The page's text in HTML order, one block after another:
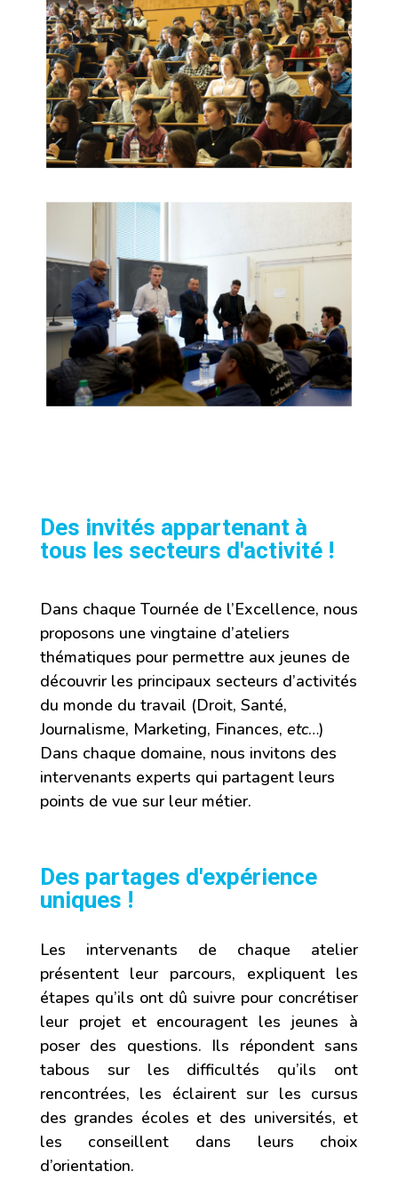
Des invités appartenant à
tous les secteurs d'activité !
Dans chaque Tournée de l’Excellence, nous
proposons une vingtaine d’ateliers
thématiques pour permettre aux jeunes de
découvrir les principaux secteurs d’activités
du monde du travail (Droit, Santé,
Journalisme, Marketing, Finances, etc…)
Dans chaque domaine, nous invitons des
intervenants experts qui partagent leurs
points de vue sur leur métier.
Des partages d'expérience
uniques !
Les intervenants de chaque atelier
présentent leur parcours, expliquent les
étapes qu’ils ont dû suivre pour concrétiser
leur projet et encouragent les jeunes à
poser des questions. Ils répondent sans
tabous sur les difficultés qu’ils ont
rencontrées, les éclairent sur les cursus
des grandes écoles et des universités, et
les conseillent dans leurs choix
d’orientation.